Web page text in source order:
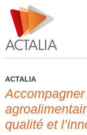
ACTALIA
qualité et